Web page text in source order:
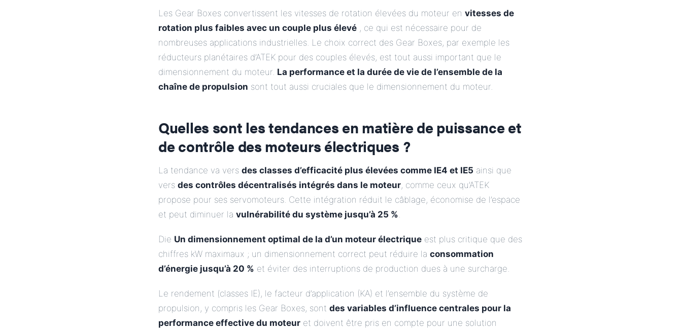
Les Gear Boxes convertissent les vitesses de rotation élevées du moteur en vitesses de
rotation plus faibles avec un couple plus élevé , ce qui est nécessaire pour de
nombreuses applications industrielles. Le choix correct des Gear Boxes, par exemple les
réducteurs planétaires d’ATEK pour des couples élevés, est tout aussi important que le
dimensionnement du moteur. La performance et la durée de vie de l’ensemble de la
chaîne de propulsion sont tout aussi cruciales que le dimensionnement du moteur.
Quelles sont les tendances en matière de puissance et
de contrôle des moteurs électriques ?
La tendance va vers des classes d’efficacité plus élevées comme IE4 et IE5 ainsi que
vers des contrôles décentralisés intégrés dans le moteur, comme ceux qu’ATEK
propose pour ses servomoteurs. Cette intégration réduit le câblage, économise de l’espace
et peut diminuer la vulnérabilité du système jusqu’à 25 %.
Die Un dimensionnement optimal de la d’un moteur électrique est plus critique que des
chiffres kW maximaux ; un dimensionnement correct peut réduire la consommation
d’énergie jusqu’à 20 % et éviter des interruptions de production dues à une surcharge.
Le rendement (classes IE), le facteur d’application (KA) et l’ensemble du système de
propulsion, y compris les Gear Boxes, sont des variables d’influence centrales pour la
performance effective du moteur et doivent être pris en compte pour une solution